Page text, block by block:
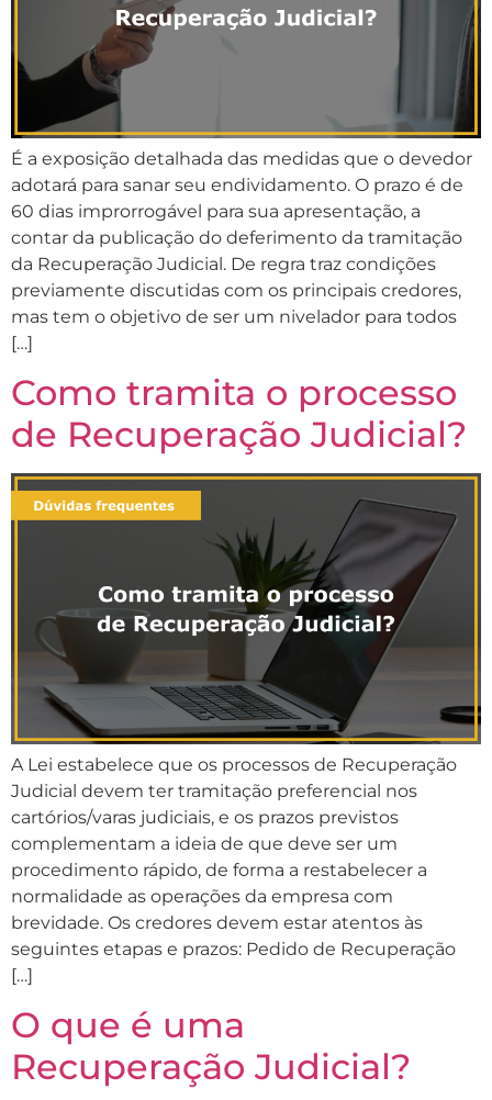
É a exposição detalhada das medidas que o devedor
adotará para sanar seu endividamento. O prazo é de
60 dias improrrogável para sua apresentação, a
contar da publicação do deferimento da tramitação
da Recuperação Judicial. De regra traz condições
previamente discutidas com os principais credores,
mas tem o objetivo de ser um nivelador para todos
[…]
Como tramita o processo
de Recuperação Judicial?
A Lei estabelece que os processos de Recuperação
Judicial devem ter tramitação preferencial nos
cartórios/varas judiciais, e os prazos previstos
complementam a ideia de que deve ser um
procedimento rápido, de forma a restabelecer a
normalidade as operações da empresa com
brevidade. Os credores devem estar atentos às
seguintes etapas e prazos: Pedido de Recuperação
[…]
O que é uma
Recuperação Judicial?